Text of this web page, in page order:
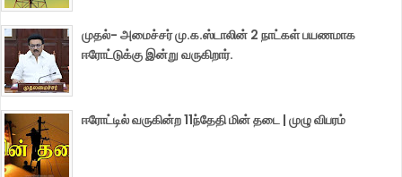
முதல்- அமைச்சர் மு.க.ஸ்டாலின் 2 நாட்கள் பயணமாக
ஈரோட்டுக்கு இன்று வருகிறார்.
ஈரோட்டில் வருகின்ற 11ந்தேதி மின் தடை | முழு விபரம்